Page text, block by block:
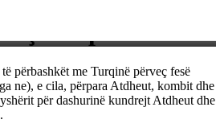
Topulli
përbashkët me Turqinë përveç fesë
ne), e cila, përpara Atdheut, kombit dhe
për dashurinë kundrejt Atdheut dhe